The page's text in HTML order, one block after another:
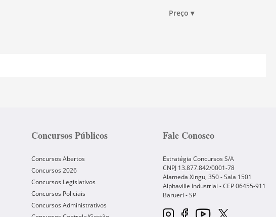
Preço ▾
Concursos Públicos
Concursos Abertos
Concursos 2026
Concursos Legislativos
Concursos Policiais
Concursos Administrativos
Fale Conosco
Estratégia Concursos S/A
CNPJ 13.877.842/0001-78
Alameda Xingu, 350 - Sala 1501
Alphaville Industrial - CEP06455-911
Barueri -SP